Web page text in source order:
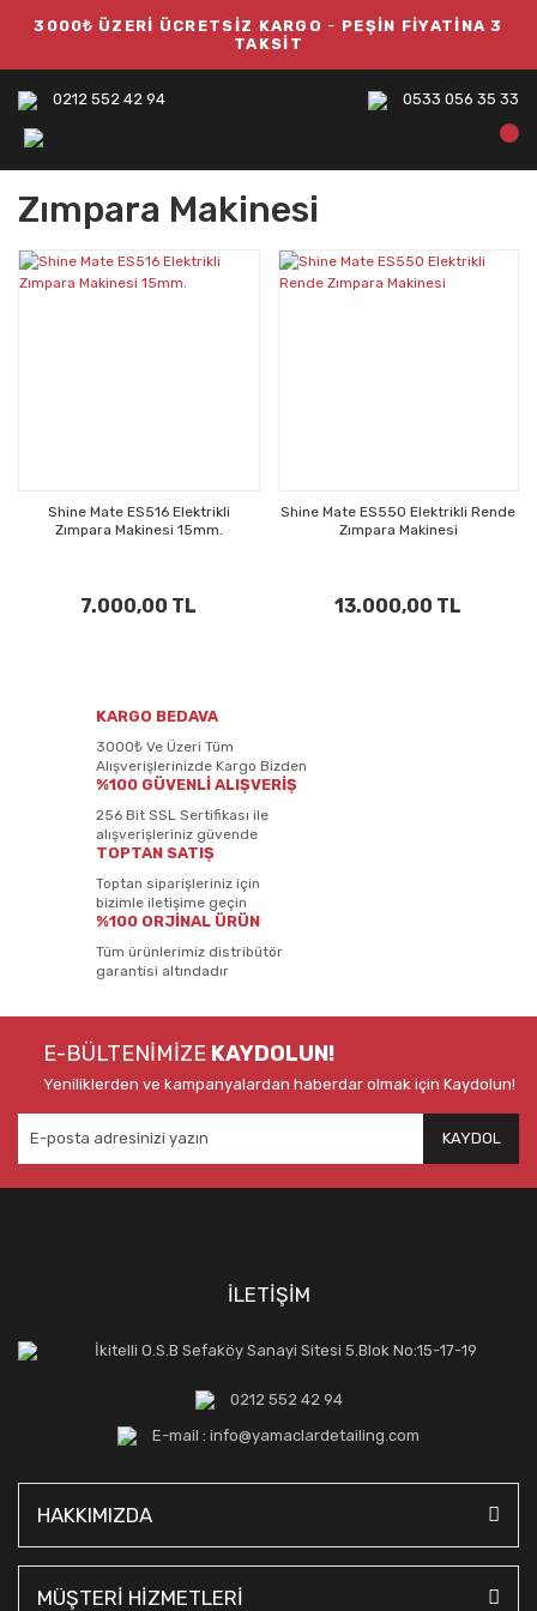
3000₺ ÜZERİ ÜCRETSİZ KARGO - PEŞİN FİYATİNA 3
TAKSİT
0212 552 42 94 0533 056 35 33
Zımpara Makinesi
Shine Mate ES516 Elektrikli
Zımpara Makinesi 15mm.
7.000,00 TL
Shine Mate ES550 Elektrikli Rende
Zımpara Makinesi
13.000,00 TL
KARGO BEDAVA
3000₺ Ve Üzeri Tüm
Alışverişlerinizde Kargo Bizden
%100 GÜVENLİ ALIŞVERİŞ
256 Bit SSL Sertifikası ile
alışverişleriniz güvende
TOPTAN SATIŞ
Toptan siparişleriniz için
bizimle iletişime geçin
%100 ORJİNAL ÜRÜN
Tüm ürünlerimiz distribütör
garantisi altındadır
E-BÜLTENİMİZE KAYDOLUN!
Yeniliklerden ve kampanyalardan haberdar olmak için Kaydolun!
KAYDOL
İLETİŞİM
İkitelli O.S.B Sefaköy Sanayi Sitesi 5.Blok No:15-17-19
0212 552 42 94
E-mail : info@yamaclardetailing.com
HAKKIMIZDA
MÜŞTERİ HİZMETLERİ